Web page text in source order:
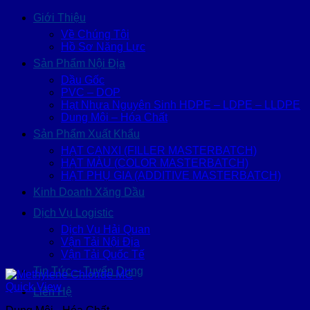
Giới Thiệu
Về Chúng Tôi
Hồ Sơ Năng Lực
Sản Phẩm Nội Địa
Dầu Gốc
PVC – DOP
Hạt Nhựa Nguyên Sinh HDPE – LDPE – LLDPE
Dung Môi – Hóa Chất
Sản Phẩm Xuất Khẩu
HẠT CANXI (FILLER MASTERBATCH)
HẠT MÀU (COLOR MASTERBATCH)
HẠT PHỤ GIA (ADDITIVE MASTERBATCH)
Kinh Doanh Xăng Dầu
Dịch Vụ Logistic
Dịch Vụ Hải Quan
Vận Tải Nội Địa
Vận Tải Quốc Tế
Tin Tức – Tuyển Dụng
Liên Hệ
Quick View